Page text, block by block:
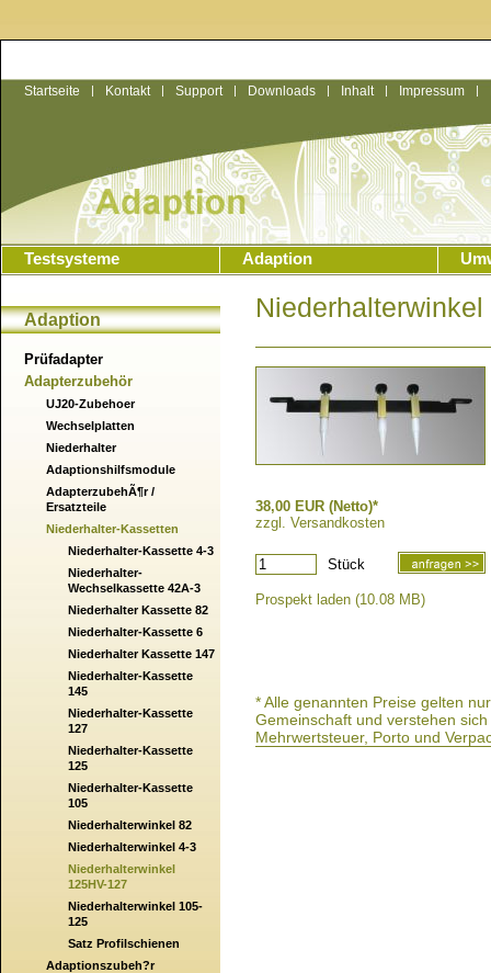
Startseite | Kontakt | Support | Downloads | Inhalt | Impressum |
Testsysteme Adaption
Adaption
Prüfadapter
Adapterzubehör
UJ20-Zubehoer
Wechselplatten
Niederhalter
Adaptionshilfsmodule
AdapterzubehÃ¶r /
Ersatzteile
Niederhalter-Kassetten
Niederhalter-Kassette 4-3
Niederhalter-
Wechselkassette 42A-3
Niederhalter Kassette 82
Niederhalter-Kassette 6
Niederhalter Kassette 147
Niederhalter-Kassette
145
Niederhalter-Kassette
127
Niederhalter-Kassette
125
Niederhalter-Kassette
105
Niederhalterwinkel 82
Niederhalterwinkel 4-3
Niederhalterwinkel
125HV-127
Niederhalterwinkel 105-
125
Satz Profilschienen
Adaptionszubeh?r
38,00 EUR (Netto)*
zzgl. Versandkosten
Stück
Prospekt laden (10.08 MB)
* Alle genannten Preise gelten
Gemeinschaft und verstehen
Mehrwertsteuer, Porto und